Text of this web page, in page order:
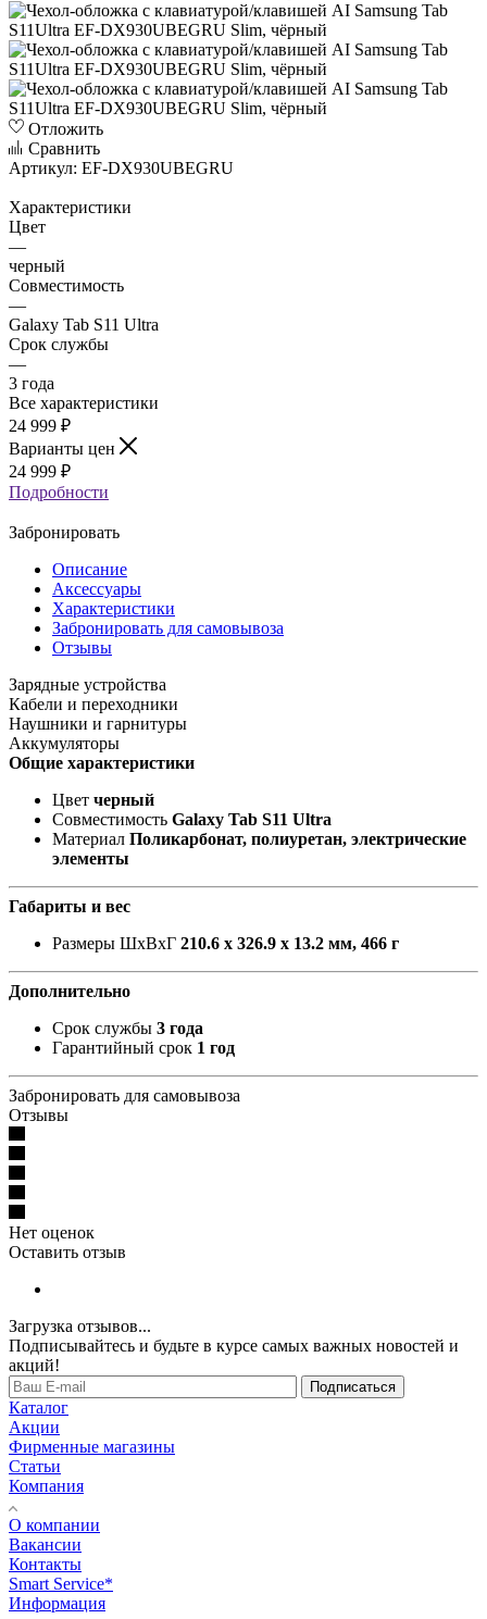
Отложить
Сравнить
Артикул: EF-DX930UBEGRU
Характеристики
Цвет
—
черный
Совместимость
—
Galaxy Tab S11 Ultra
Срок службы
—
3 года
Все характеристики
24 999 ₽
Варианты цен
24 999 ₽
Подробности
Забронировать
Описание
Аксессуары
Характеристики
Забронировать для самовывоза
Отзывы
Зарядные устройства
Кабели и переходники
Наушники и гарнитуры
Аккумуляторы
Общие характеристики
Цвет черный
Совместимость Galaxy Tab S11 Ultra
Материал Поликарбонат, полиуретан, электрические
элементы
Габариты и вес
Размеры ШxВxГ 210.6 x 326.9 x 13.2 мм, 466 г
Дополнительно
Срок службы 3 года
Гарантийный срок 1 год
Забронировать для самовывоза
Отзывы
Нет оценок
Оставить отзыв
Загрузка отзывов...
Подписывайтесь и будьте в курсе самых важных новостей и
акций!
Подписаться
Каталог
Акции
Фирменные магазины
Статьи
Компания
О компании
Вакансии
Контакты
Smart Service*
Информация